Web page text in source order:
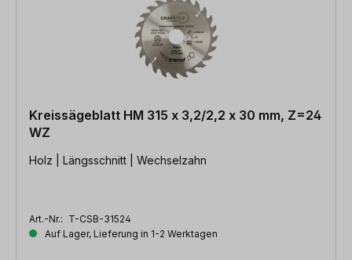
Kreissägeblatt HM 315 x 3,2/2,2 x 30 mm, Z=24
WZ
Holz | Längsschnitt | Wechselzahn
Art.-Nr.: T-CSB-31524
Auf Lager, Lieferung in 1-2 Werktagen